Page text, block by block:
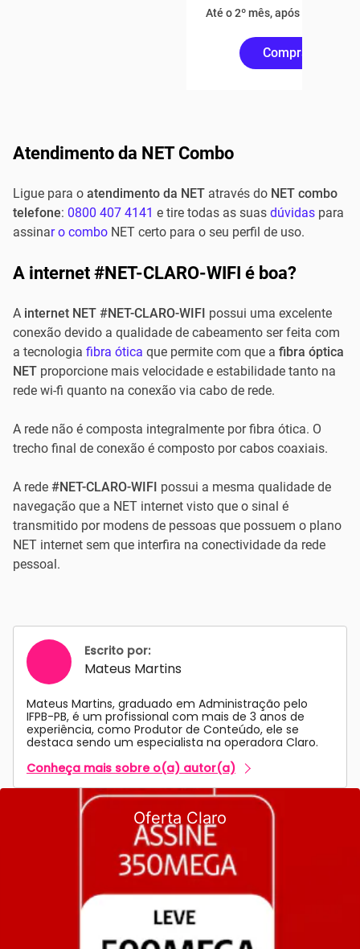
Até o 2º mês, após R$169,80
Comprar Online
Atendimento da NET Combo
Ligue para o atendimento da NET através do NET combo
telefone: 0800 407 4141 e tire todas as suas dúvidas para
assinar o combo NET certo para o seu perfil de uso.
A internet #NET-CLARO-WIFI é boa?
A internet NET #NET-CLARO-WIFI possui uma excelente
conexão devido a qualidade de cabeamento ser feita com
a tecnologia fibra ótica que permite com que a fibra óptica
NET proporcione mais velocidade e estabilidade tanto na
rede wi-fi quanto na conexão via cabo de rede.
A rede não é composta integralmente por fibra ótica. O
trecho final de conexão é composto por cabos coaxiais.
A rede #NET-CLARO-WIFI possui a mesma qualidade de
navegação que a NET internet visto que o sinal é
transmitido por modens de pessoas que possuem o plano
NET internet sem que interfira na conectividade da rede
pessoal.
Escrito por:
Mateus Martins
Mateus Martins, graduado em Administração pelo
IFPB-PB, é um profissional com mais de 3 anos de
experiência, como Produtor de Conteúdo, ele se
destaca sendo um especialista na operadora Claro.
Conheça mais sobre o(a) autor(a)
Oferta Claro